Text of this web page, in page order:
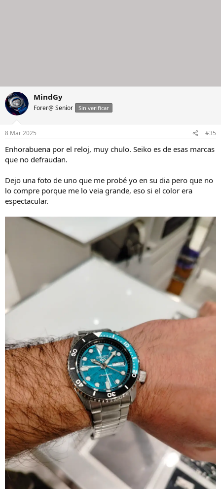
MindGy
Forer@ Senior Sin verificar
8 Mar 2025 #35
Enhorabuena por el reloj, muy chulo. Seiko es de esas marcas
que no defraudan.
Dejo una foto de uno que me probé yo en su dia pero que no
lo compre porque me lo veia grande, eso si el color era
espectacular.